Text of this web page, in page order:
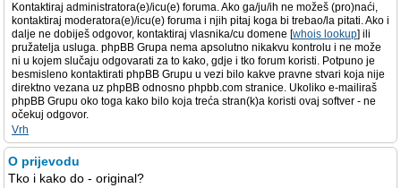
Kontaktiraj administratora(e)/icu(e) foruma. Ako ga/ju/ih ne možeš (pro)naći,
kontaktiraj moderatora(e)/icu(e) foruma i njih pitaj koga bi trebao/la pitati. Ako i
dalje ne dobiješ odgovor, kontaktiraj vlasnika/cu domene [whois lookup] ili
pružatelja usluga. phpBB Grupa nema apsolutno nikakvu kontrolu i ne može
ni u kojem slučaju odgovarati za to kako, gdje i tko forum koristi. Potpuno je
besmisleno kontaktirati phpBB Grupu u vezi bilo kakve pravne stvari koja nije
direktno vezana uz phpBB odnosno phpbb.com stranice. Ukoliko e-mailiraš
phpBB Grupu oko toga kako bilo koja treća stran(k)a koristi ovaj softver - ne
očekuj odgovor.
Vrh
O prijevodu
Tko i kako do - original?